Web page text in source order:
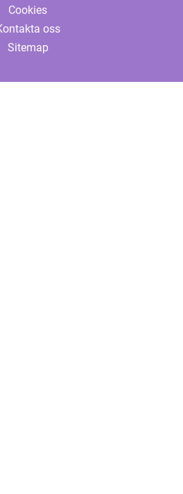
Cookies
oss
Sitemap